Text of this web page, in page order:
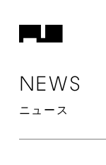
NEWS
ニュース